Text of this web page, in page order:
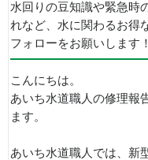
水回りの豆知識や緊急時
れなど、水に関わるお得
フォローをお願いします！
こんにちは。
あいち水道職人の修理報
ます。
あいち水道職人では、新